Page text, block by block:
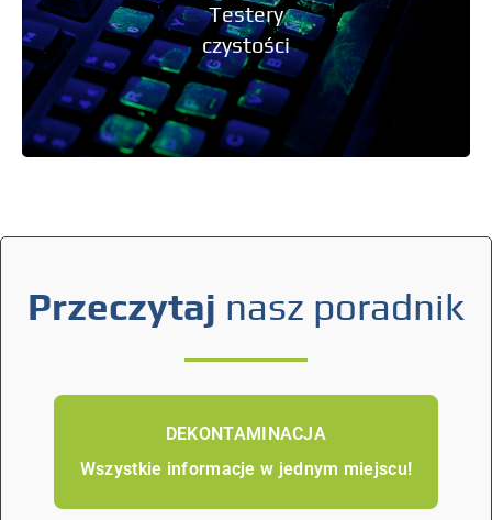
Testery
czystości
Przeczytaj nasz poradnik
DEKONTAMINACJA
Wszystkie informacje w jednym miejscu!